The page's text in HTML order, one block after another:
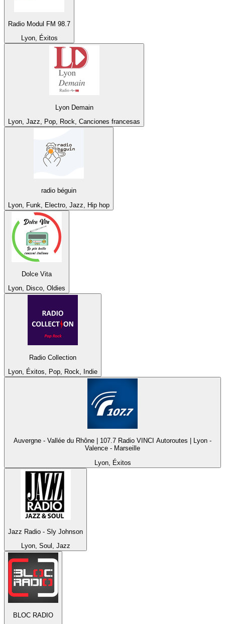
Radio Modul FM 98.7
Lyon, Éxitos
Lyon Demain
Lyon, Jazz, Pop, Rock, Canciones francesas
radio béguin
Lyon, Funk, Electro, Jazz, Hip hop
Dolce Vita
Lyon, Disco, Oldies
Radio Collection
Lyon, Éxitos, Pop, Rock, Indie
Auvergne - Vallée du Rhône | 107.7 Radio VINCI Autoroutes | Lyon -
Valence - Marseille
Lyon, Éxitos
Jazz Radio - Sly Johnson
Lyon, Soul, Jazz
BLOC RADIO